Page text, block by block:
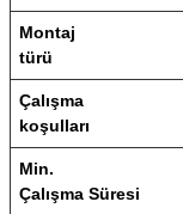
Montaj
türü
Çalışma
koşulları
Min.
Çalışma Süresi